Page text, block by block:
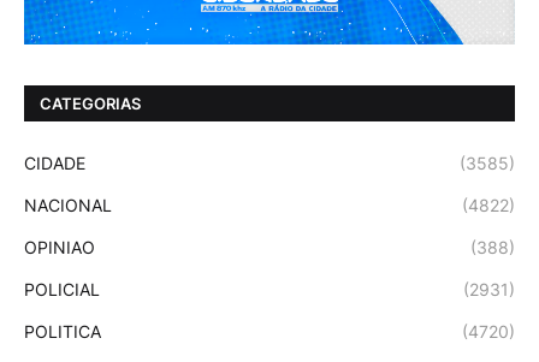
CATEGORIAS
CIDADE (3585)
NACIONAL (4822)
OPINIAO (388)
POLICIAL (2931)
POLITICA (4720)